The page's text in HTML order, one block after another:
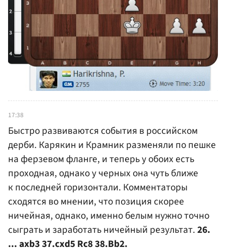
17:38
Быстро развиваются события в российском
дерби. Карякин и Крамник разменяли по пешке
на ферзевом фланге, и теперь у обоих есть
проходная, однако у черных она чуть ближе
к последней горизонтали. Комментаторы
сходятся во мнении, что позиция скорее
ничейная, однако, именно белым нужно точно
сыграть и заработать ничейный результат.26.
... axb3 37.cxd5 Rc8 38.Bb2.